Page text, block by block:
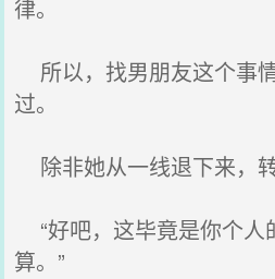
律。
所以，找男朋友这个事
过。
除非她从一线退下来，
“好吧，这毕竟是你个人
算。”